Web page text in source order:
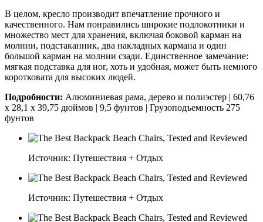
В целом, кресло производит впечатление прочного и
качественного. Нам понравились широкие подлокотники и
множество мест для хранения, включая боковой карман на
молнии, подстаканник, два накладных кармана и один
большой карман на молнии сзади. Единственное замечание:
мягкая подставка для ног, хоть и удобная, может быть немного
коротковата для высоких людей.
Подробности: Алюминиевая рама, дерево и полиэстер | 60,76
x 28,1 x 39,75 дюймов | 9,5 фунтов | Грузоподъемность 275
фунтов
Источник: Путешествия + Отдых
Источник: Путешествия + Отдых